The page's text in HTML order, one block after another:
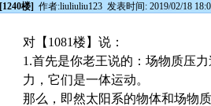
[1240楼] 作者:liuliuliu123 发表时间: 2019/02/18
对【1081楼】说：
1.首先是你老王说的：场物质压
力，它们是一体运动。
那么，即然太阳系的物体和场物